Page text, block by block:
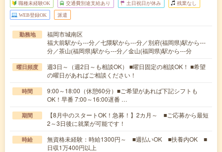
職種未経験OK 交通費別途支給あり 土日祝日が休み 残業なし
WEB登録OK 派遣
勤務地
福岡市城南区
福大前駅から---分／七隈駅から---分／別府(福岡県)駅から---
分／茶山(福岡県)駅から---分／金山(福岡県)駅から---分
曜日頻度
週3日～（週2日～も相談OK） ■曜日固定の相談OK！ ■希望
の曜日があればご相談ください！
時間
9:00～18:00（休憩60分）■ご希望があれば下記シフトも
OK！早番 7:00～16:00遅番 …
期間
【8月中のスタートOK！急募！】2カ月～ ■ご応募から最短
2～3日後に就業が可能です！
時給
無資格未経験：時給1300円～ ■週払いOK ■扶養内OK ■
日収1万400円以上